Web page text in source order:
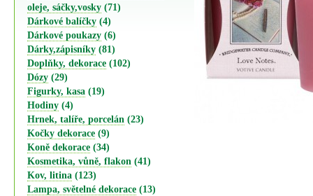
oleje, sáčky,vosky (71)
Dárkové balíčky (4)
Dárkové poukazy (6)
Dárky,zápisníky (81)
Doplňky, dekorace (102)
Dózy (29)
Figurky, kasa (19)
Hodiny (4)
Hrnek, talíře, porcelán (23)
Kočky dekorace (9)
Koně dekorace (34)
Kosmetika, vůně, flakon (41)
Kov, litina (123)
Lampa, světelné dekorace (13)